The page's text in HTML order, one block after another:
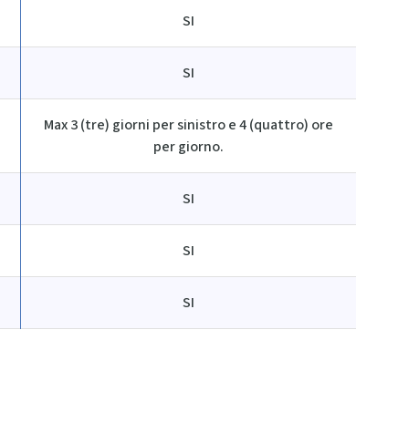
SI
SI
Max 3 (tre) giorni per sinistro e 4 (quattro) ore
per giorno.
SI
SI
SI